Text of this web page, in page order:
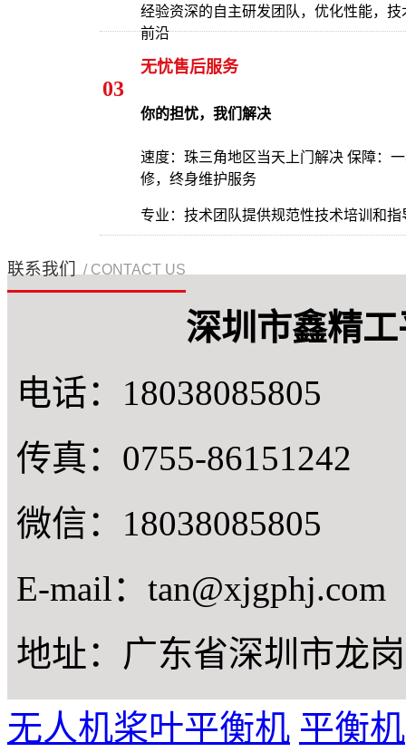
经验资深的自主研发团队，优化性能，技
前沿
03
无忧售后服务
你的担忧，我们解决
速度：珠三角地区当天上门解决 保障：
修，终身维护服务
专业：技术团队提供规范性技术培训和指
联系我们 / CONTACT US
深圳市鑫精
电话：18038085805
传真：0755-86151242
微信：18038085805
E-mail：tan@xjgphj.com
地址：广东省深圳市龙
无人机桨叶平衡机 平衡机